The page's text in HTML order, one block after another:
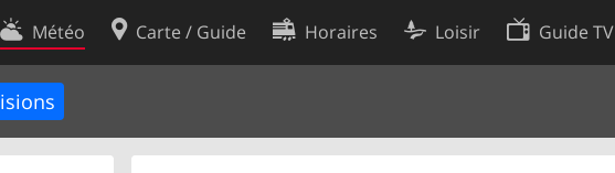
Météo Carte / Guide Horaires Loisir Guide TV
Contact
Conditions d’utilisation
Préférences de cookies